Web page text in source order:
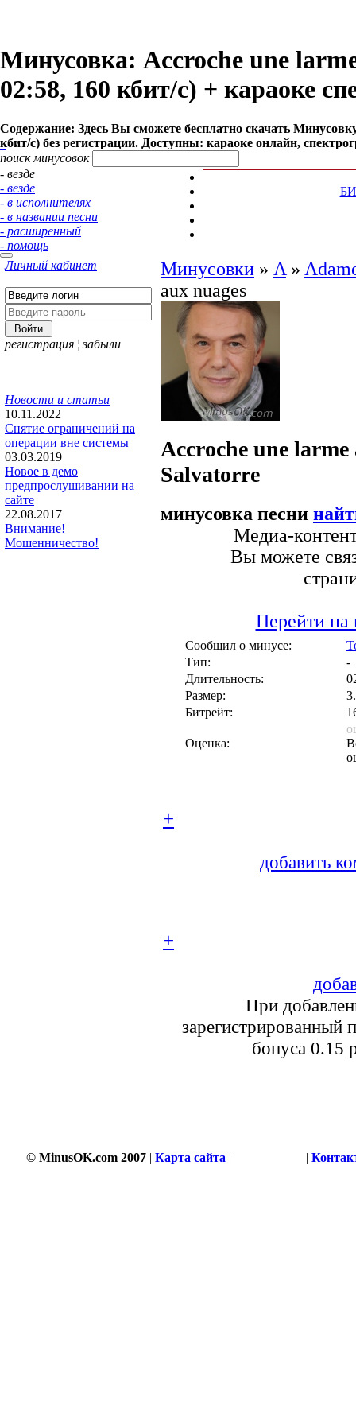
Минусовка: Accroche une
02:58, 160 кбит/с) + караоке
Содержание: Здесь Вы сможете бесплатно cкачать
кбит/с) без регистрации. Доступны: караоке онлайн,
поиск минусовок
- везде
- везде
- в исполнителях
- в названии песни
- расширенный
- помощь
Личный кабинет
регистрация ¦ забыли
Новости и статьи
10.11.2022
Снятие ограничений на
операции вне системы
03.03.2019
Новое в демо
предпрослушивании на
сайте
22.08.2017
Внимание!
Мошенничество!
Минусовки » A »
aux nuages
Accroche une larme
Salvatorre
минусовка песни
Медиа-
Вы можете
Перейти на
Сообщил о минусе:
Тип:
-
Длительность:
Размер:
Битрейт:
Оценка:
+
добавить
+
При
зарегистрированный
бонуса 0.15
© MinusOK.com 2007 | Карта сайта | |